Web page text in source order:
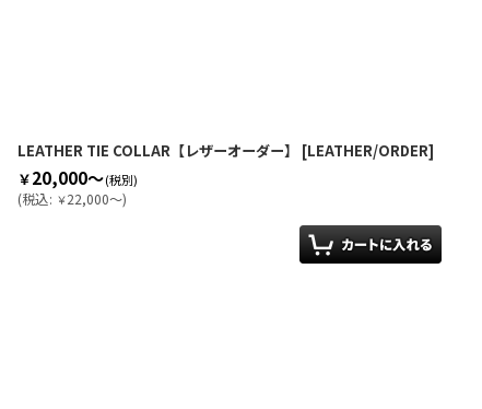
LEATHER TIE COLLAR【レザーオーダー】 [LEATHER/ORDER]
￥20,000～(税別)
(税込: ￥22,000～)